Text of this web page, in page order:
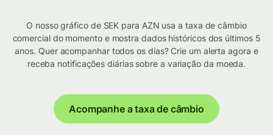
O nosso gráfico de SEK para AZN usa a taxa de câmbio
comercial do momento e mostra dados históricos dos últimos 5
anos. Quer acompanhar todos os dias? Crie um alerta agora e
receba notificações diárias sobre a variação da moeda.
Acompanhe a taxa de câmbio